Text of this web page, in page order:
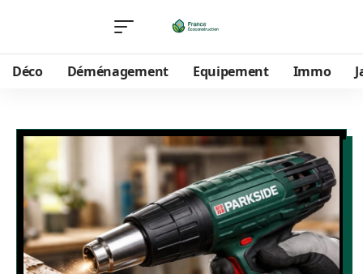
Déco Déménagement Equipement Immo